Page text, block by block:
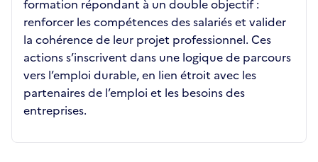
formation répondant à un double objectif :
renforcer les compétences des salariés et valider
la cohérence de leur projet professionnel. Ces
actions s’inscrivent dans une logique de parcours
vers l’emploi durable, en lien étroit avec les
partenaires de l’emploi et les besoins des
entreprises.